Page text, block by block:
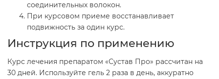
соединительных волокон.
При курсовом приеме восстанавливает
подвижность за один курс.
Инструкция по применению
Курс лечения препаратом «Сустав Про» рассчитан на
30 дней. Используйте гель 2 раза в день, аккуратно